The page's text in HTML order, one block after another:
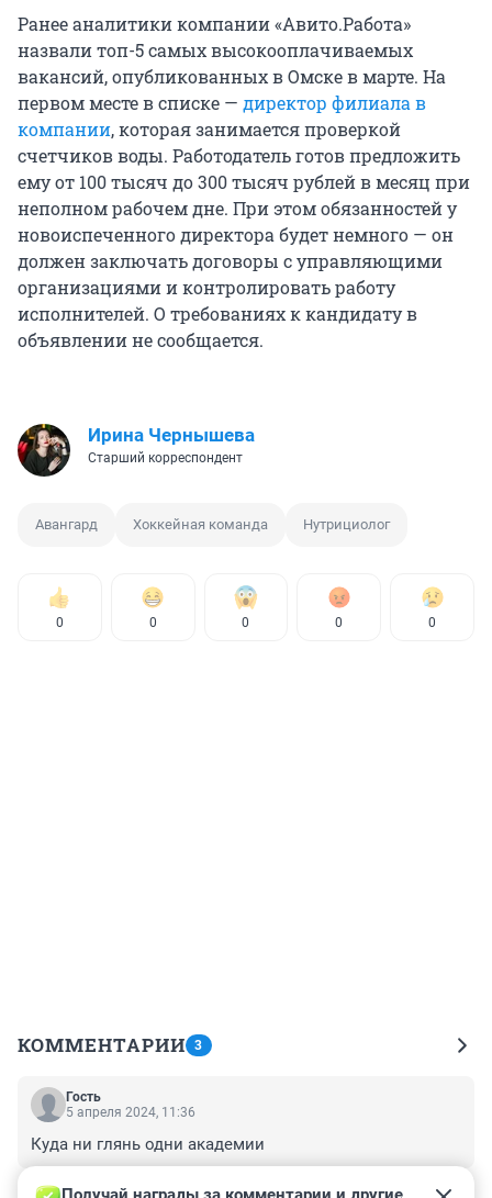
Ранее аналитики компании «Авито.Работа»
назвали топ-5 самых высокооплачиваемых
вакансий, опубликованных в Омске в марте. На
первом месте в списке — директор филиала в
компании, которая занимается проверкой
счетчиков воды. Работодатель готов предложить
ему от 100 тысяч до 300 тысяч рублей в месяц при
неполном рабочем дне. При этом обязанностей у
новоиспеченного директора будет немного — он
должен заключать договоры с управляющими
организациями и контролировать работу
исполнителей. О требованиях к кандидату в
объявлении не сообщается.
Ирина Чернышева
Старший корреспондент
Авангард Хоккейная команда Нутрициолог
0 0 0 0 0
КОММЕНТАРИИ 3
Гость
5 апреля 2024, 11:36
Куда ни глянь одни академии
–0